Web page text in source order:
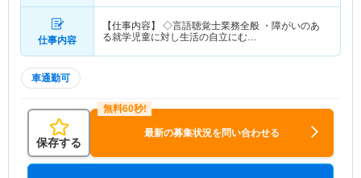
仕事内容
【仕事内容】 ◇言語聴覚士業務全般 ・障がいのあ
る就学児童に対し生活の自立にむ…
車通勤可
保存する
最新の募集状況を問い合わせる